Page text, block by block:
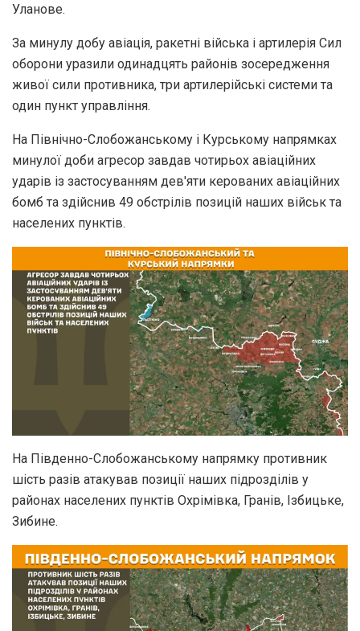
Уланове.
За минулу добу авіація, ракетні війська і артилерія Сил
оборони уразили одинадцять районів зосередження
живої сили противника, три артилерійські системи та
один пункт управління.
На Північно-Слобожанському і Курському напрямках
минулої доби агресор завдав чотирьох авіаційних
ударів із застосуванням дев'яти керованих авіаційних
бомб та здійснив 49 обстрілів позицій наших військ та
населених пунктів.
На Південно-Слобожанському напрямку противник
шість разів атакував позиції наших підрозділів у
районах населених пунктів Охрімівка, Гранів, Ізбицьке,
Зибине.